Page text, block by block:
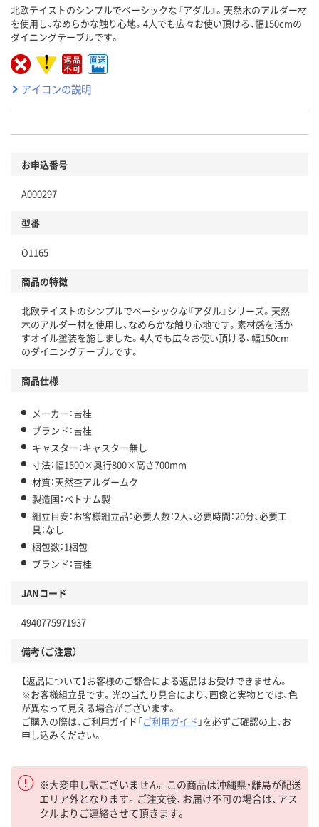
北欧テイストのシンプルでベーシックな『アダル』。天然木のアルダー材
を使用し、なめらかな触り心地。4人でも広々お使い頂ける、幅150cmの
ダイニングテーブルです。
アイコンの説明
お申込番号
A000297
型番
O1165
商品の特徴
北欧テイストのシンプルでベーシックな『アダル』シリーズ。天然
木のアルダー材を使用し、なめらかな触り心地です。素材感を活か
すオイル塗装を施しました。4人でも広々お使い頂ける、幅150cm
のダイニングテーブルです。
商品仕様
メーカー：吉桂
ブランド：吉桂
キャスター：キャスター無し
寸法：幅1500×奥行800×高さ700mm
材質：天然杢アルダームク
製造国：ベトナム製
組立目安：お客様組立品：必要人数：2人、必要時間：20分、必要工
具：なし
梱包数：1梱包
ブランド：吉桂
JANコード
4940775971937
備考（ご注意）
【返品について】お客様のご都合による返品はお受けできません。
※お客様組立品です。光の当たり具合により、画像と実物とでは、色
が異なって見える場合がございます。
ご購入の際は、ご利用ガイド「ご利用ガイド 」を必ずご確認の上、お
申し込みください。
※大変申し訳ございません。この商品は沖縄県・離島が配送
エリア外となります。ご注文後、お届け不可の場合は、アス
クルよりご連絡させて頂きます。